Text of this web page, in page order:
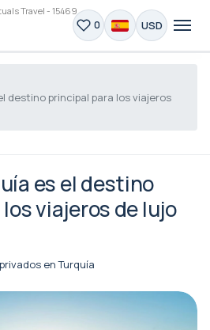
Travel - 15469
0 USD
destino principal para los viajeros
es el destino
viajeros de lujo
en Turquía